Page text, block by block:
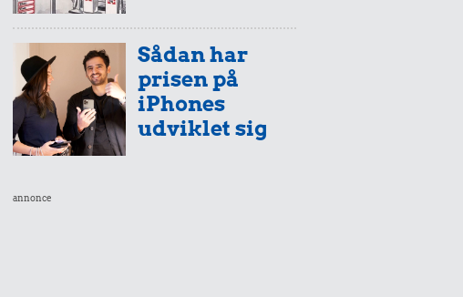
Sådan har
prisen på
iPhones
udviklet sig
annonce